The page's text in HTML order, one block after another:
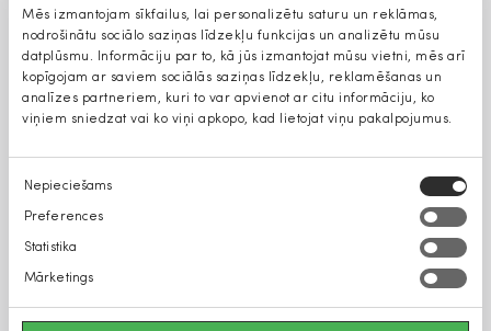
Mēs izmantojam sīkfailus, lai personalizētu saturu un reklāmas,
nodrošinātu sociālo saziņas līdzekļu funkcijas un analizētu mūsu
datplūsmu. Informāciju par to, kā jūs izmantojat mūsu vietni, mēs arī
kopīgojam ar saviem sociālās saziņas līdzekļu, reklamēšanas un
analīzes partneriem, kuri to var apvienot ar citu informāciju, ko
viņiem sniedzat vai ko viņi apkopo, kad lietojat viņu pakalpojumus.
Piekrišanas
izvēle
Nepieciešams
Preferences
Statistika
Mārketings